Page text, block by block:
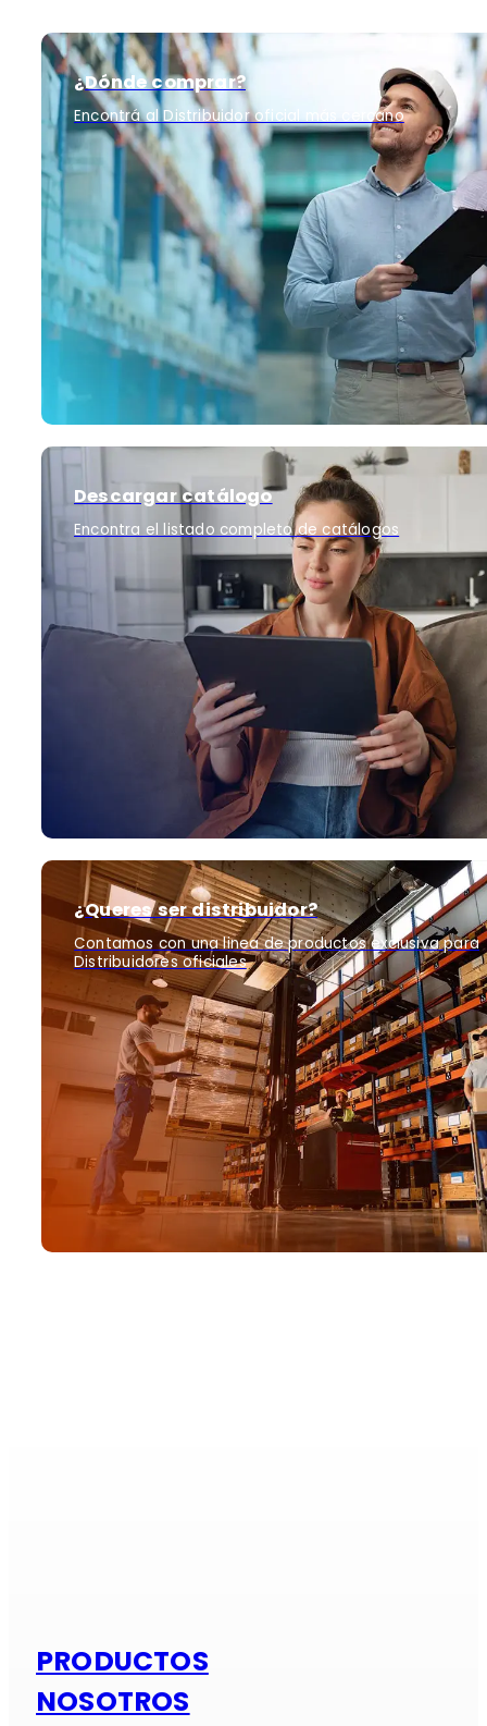
¿Dónde comprar?
Encontrá al Distribuidor oficial más cercano
Descargar catálogo
Encontra el listado completo de catálogos
¿Queres ser distribuidor?
Contamos con una linea de productos exclusiva para
Distribuidores oficiales
PRODUCTOS
NOSOTROS